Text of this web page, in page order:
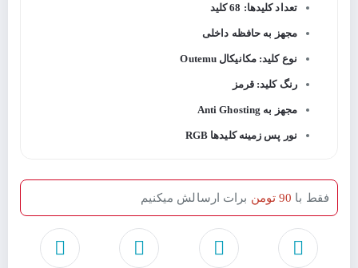
تعداد کلیدها: 68 کلید
مجهز به حافظه داخلی
نوع کلید: مکانیکال Outemu
رنگ کلید: قرمز
مجهز به Anti Ghosting
نور پس زمینه کلیدها RGB
فقط با 90 تومن برات ارسالش میکنیم